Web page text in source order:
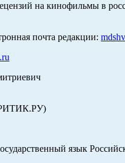
на кинофильмы в
почта редакции:
язык